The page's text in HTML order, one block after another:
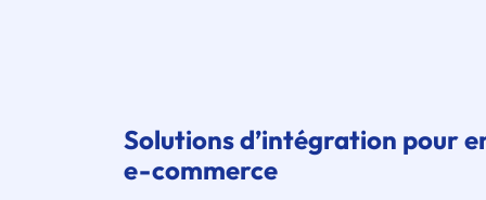
Solutions d’intégration pour
e-commerce